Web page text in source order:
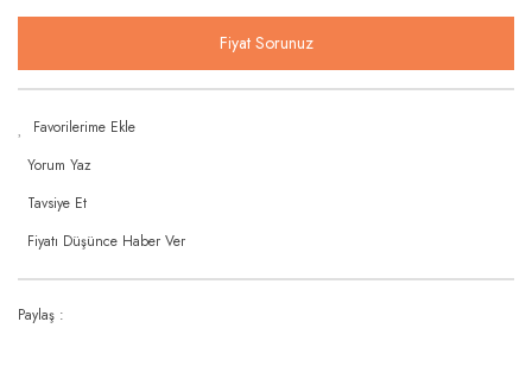
Fiyat Sorunuz
Yorum Yaz
Tavsiye Et
Fiyatı Düşünce Haber Ver
Paylaş :